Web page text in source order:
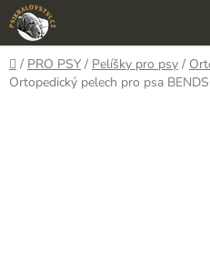
Přejít
na
obsah
Domů
/ PRO PSY / Pelíšky pro psy /
Ortopedický pelech pro psa